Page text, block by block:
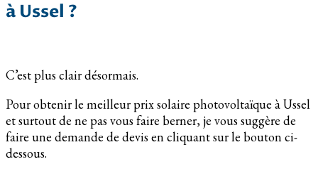
à Ussel ?
C’est plus clair désormais.
Pour obtenir le meilleur prix solaire photovoltaïque à Ussel
et surtout de ne pas vous faire berner, je vous suggère de
faire une demande de devis en cliquant sur le bouton ci-
dessous.